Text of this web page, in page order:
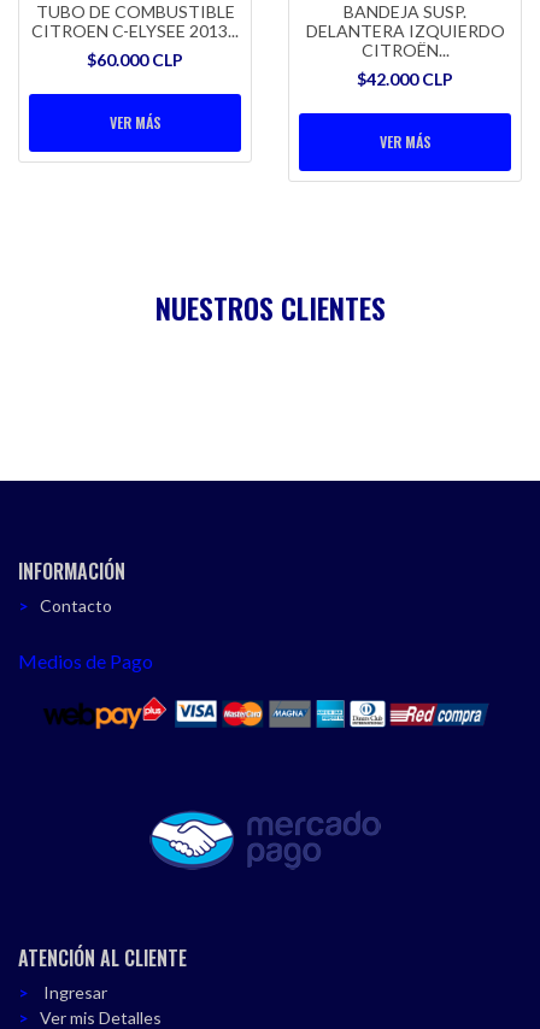
TUBO DE COMBUSTIBLE
CITROEN C-ELYSEE 2013...
$60.000 CLP
VER MÁS
BANDEJA SUSP.
DELANTERA IZQUIERDO
CITROËN...
$42.000 CLP
VER MÁS
NUESTROS CLIENTES
INFORMACIÓN
Contacto
Medios de Pago
ATENCIÓN AL CLIENTE
Ingresar
Ver mis Detalles